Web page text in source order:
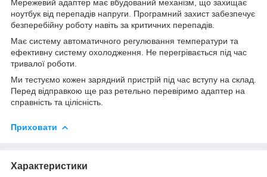
Мережевий адаптер має вбудований механізм, що захищає
ноутбук від перепадів напруги. Програмний захист забезпечує
безперебійну роботу навіть за критичних перепадів.
Має систему автоматичного регулювання температури та
ефективну систему охолодження. Не перегрівається під час
тривалої роботи.
Ми тестуємо кожен зарядний пристрій під час вступу на склад.
Перед відправкою ще раз ретельно перевіримо адаптер на
справність та цілісність.
Приховати
Характеристики